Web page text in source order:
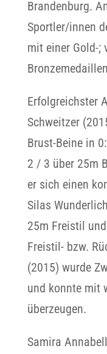
Brandenburg.
Sportler/innen
mit einer Gold-;
Erfolgreichster
Schweitzer
Brust-Beine in
2 / 3 über 25m
er sich einen
Silas
25m Freistil
Freistil- bzw.
(2015) wurde
und konnte mit
überzeugen.
Samira